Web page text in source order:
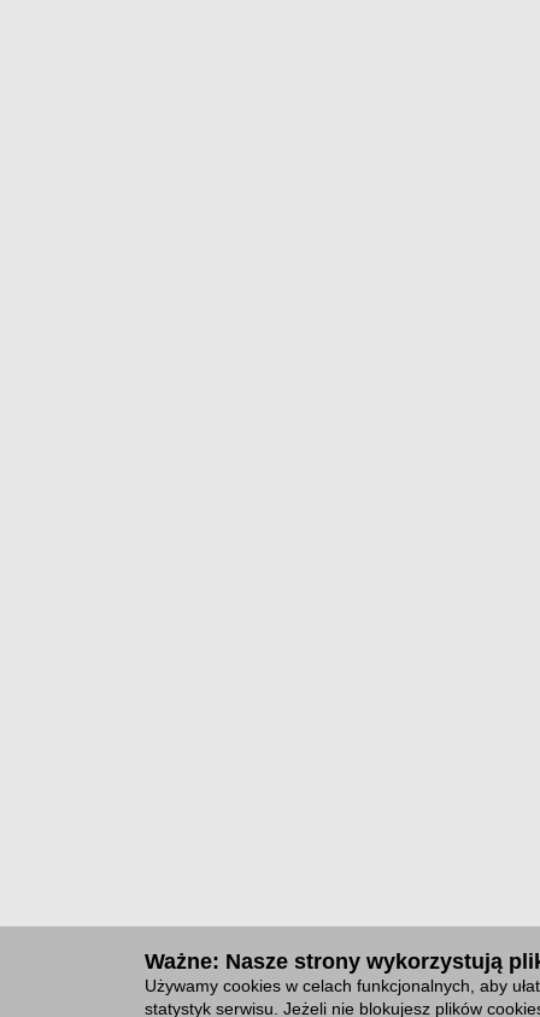
Ważne: Nasze strony wykorzystują
Używamy cookies w celach funkcjonalnych, aby
statystyk serwisu. Jeżeli nie blokujesz plików